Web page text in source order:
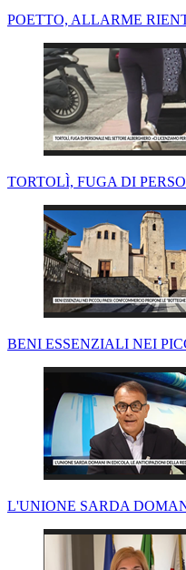
POETTO, ALLARME
TORTOLÌ, FUGA DI
BENI ESSENZIALI NEI
L'UNIONE SARDA